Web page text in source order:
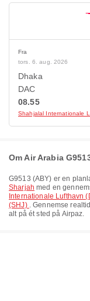
Fra
tors. 6. aug. 2026
Dhaka
DAC
08.55
Shahjalal Internationale
Om Air Arabia
G9513 (ABY) er en
Sharjah med en
Internationale Lufthavn
(SHJ) . Gennemse
alt på ét sted på Airpaz.